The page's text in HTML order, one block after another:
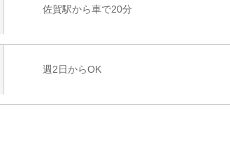
佐賀駅から車で20分
週2日からOK